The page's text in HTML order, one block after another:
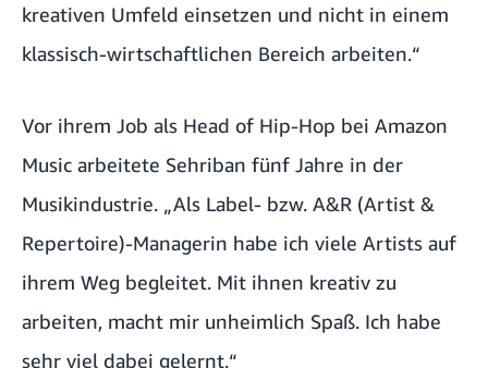
kreativen Umfeld einsetzen und nicht in einem
klassisch-wirtschaftlichen Bereich arbeiten.“
Vor ihrem Job als Head of Hip-Hop bei Amazon
Music arbeitete Sehriban fünf Jahre in der
Musikindustrie. „Als Label- bzw. A&R (Artist &
Repertoire)-Managerin habe ich viele Artists auf
ihrem Weg begleitet. Mit ihnen kreativ zu
arbeiten, macht mir unheimlich Spaß. Ich habe
sehr viel dabei gelernt.“